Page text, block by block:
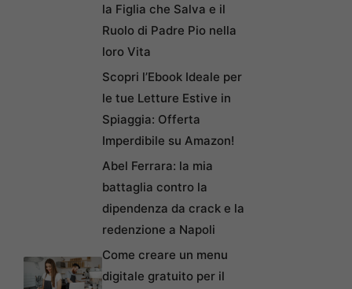
la Figlia che Salva e il
Ruolo di Padre Pio nella
loro Vita
Scopri l’Ebook Ideale per
le tue Letture Estive in
Spiaggia: Offerta
Imperdibile su Amazon!
Abel Ferrara: la mia
battaglia contro la
dipendenza da crack e la
redenzione a Napoli
Come creare un menu
digitale gratuito per il